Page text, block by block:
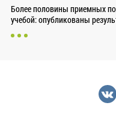
Более половины приемных
учебой: опубликованы